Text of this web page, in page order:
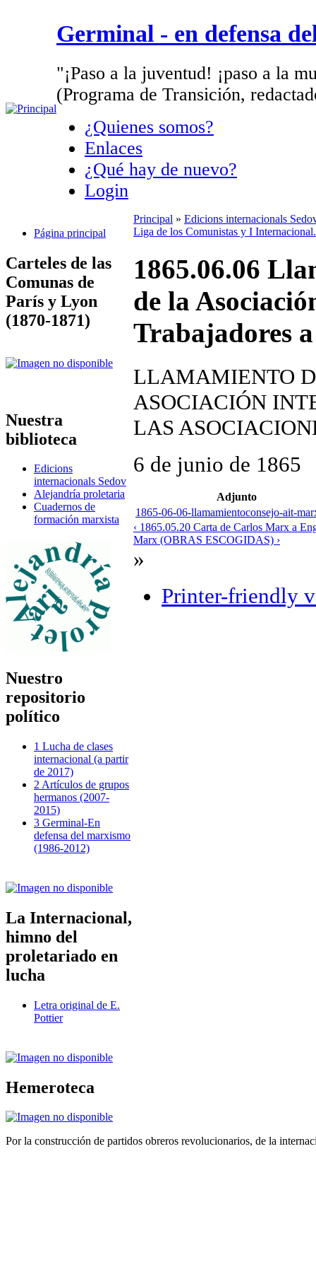
Germinal - en defensa
"¡Paso a la juventud! ¡paso a la
(Programa de Transición,
¿Quienes somos?
Enlaces
¿Qué hay de nuevo?
Login
Página principal
Carteles de las
Comunas de
París y Lyon
(1870-1871)
Nuestra
biblioteca
Edicions
internacionals Sedov
Alejandría proletaria
Cuadernos de
formación marxista
Nuestro
repositorio
político
1 Lucha de clases
internacional (a partir
de 2017)
2 Artículos de grupos
hermanos (2007-
2015)
3 Germinal-En
defensa del marxismo
(1986-2012)
La Internacional,
himno del
proletariado en
lucha
Letra original de E.
Pottier
Hemeroteca
Principal » Edicions internacionals
Liga de los Comunistas y I Internacional.
1865.06.06
de la
Trabajadores
LLAMAMIENTO
ASOCIACIÓN
LAS
6 de junio de 1865
Adjunto
1865-06-06-llamamientoconsejo-ait-
‹ 1865.05.20 Carta de Carlos Marx a
Marx (OBRAS ESCOGIDAS) ›
»
Printer-friendly
Por la construcción de partidos obreros revolucionarios, de la